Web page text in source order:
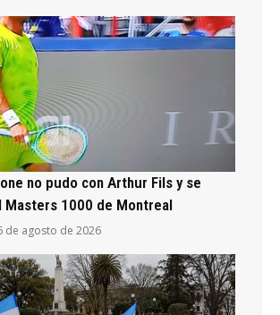
no pudo con Arthur Fils y se
Masters 1000 de Montreal
de agosto de 2026